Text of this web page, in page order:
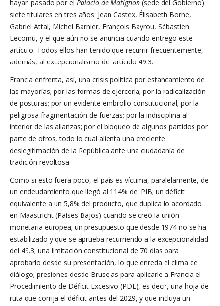
hayan pasado por el Palacio de Matignon (sede del Gobierno)
siete titulares en tres años: Jean Castex, Élisabeth Borne,
Gabriel Attal, Michel Barnier, François Bayrou, Sébastien
Lecornu, y el que aún no se anuncia cuando entrego este
artículo. Todos ellos han tenido que recurrir frecuentemente,
además, al excepcionalismo del artículo 49.3.
Francia enfrenta, así, una crisis política por estancamiento de
las mayorías; por las formas de ejercerla; por la radicalización
de posturas; por un evidente embrollo constitucional; por la
peligrosa fragmentación de fuerzas; por la indisciplina al
interior de las alianzas; por el bloqueo de algunos partidos por
parte de otros, todo lo cual alienta una creciente
deslegitimación de la República ante una ciudadanía de
tradición revoltosa.
Como si esto fuera poco, el país es víctima, paralelamente, de
un endeudamiento que llegó al 114% del PIB; un déficit
equivalente a un 5,8% del producto, que duplica lo acordado
en Maastricht (Países Bajos) cuando se creó la unión
monetaria europea; un presupuesto que desde 1974 no se ha
estabilizado y que se aprueba recurriendo a la excepcionalidad
del 49.3; una limitación constitucional de 70 días para
aprobarlo desde su presentación, lo que enreda el clima de
diálogo; presiones desde Bruselas para aplicarle a Francia el
Procedimiento de Déficit Excesivo (PDE), es decir, una hoja de
ruta que corrija el déficit antes del 2029, y que incluya un